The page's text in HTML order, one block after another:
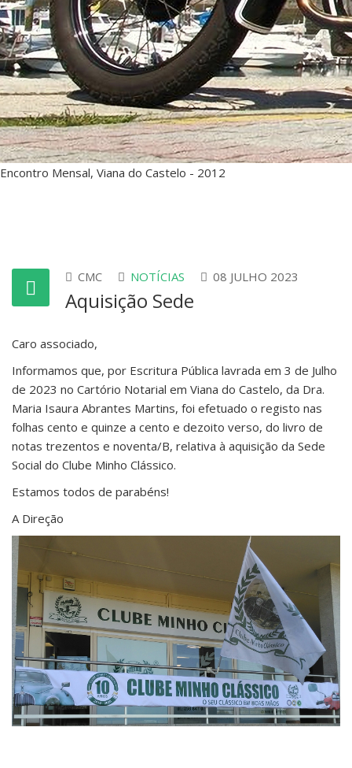
Encontro Mensal, Viana do Castelo - 2012
CMC NOTÍCIAS 08 JULHO 2023
Aquisição Sede
Caro associado,
Informamos que, por Escritura Pública lavrada em 3 de Julho
de 2023 no Cartório Notarial em Viana do Castelo, da Dra.
Maria Isaura Abrantes Martins, foi efetuado o registo nas
folhas cento e quinze a cento e dezoito verso, do livro de
notas trezentos e noventa/B, relativa à aquisição da Sede
Social do Clube Minho Clássico.
Estamos todos de parabéns!
A Direção